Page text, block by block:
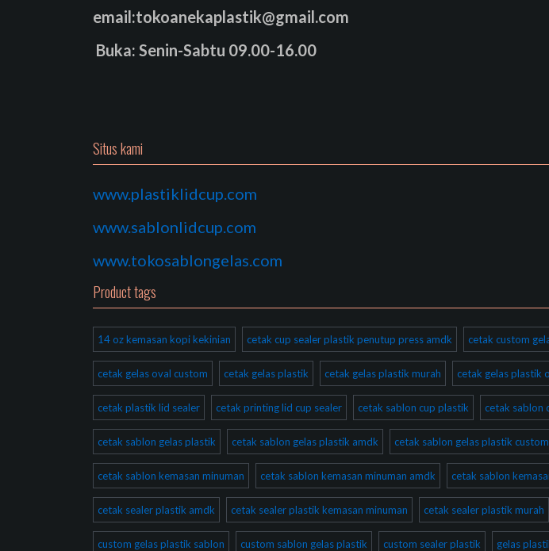
email:tokoanekaplastik@gmail.com
Buka: Senin-Sabtu 09.00-16.00
Situs kami
www.plastiklidcup.com
www.sablonlidcup.com
www.tokosablongelas.com
Product tags
14 oz kemasan kopi kekinian cetak cup sealer plastik penutup press amdk cetak custom
cetak gelas oval custom cetak gelas plastik cetak gelas plastik murah cetak gelas plastik
cetak plastik lid sealer cetak printing lid cup sealer cetak sablon cup plastik cetak sablon
cetak sablon gelas plastik cetak sablon gelas plastik amdk cetak sablon gelas plastik custom
cetak sablon kemasan minuman cetak sablon kemasan minuman amdk cetak sablon
cetak sealer plastik amdk cetak sealer plastik kemasan minuman cetak sealer plastik murah
custom gelas plastik sablon custom sablon gelas plastik custom sealer plastik gelas